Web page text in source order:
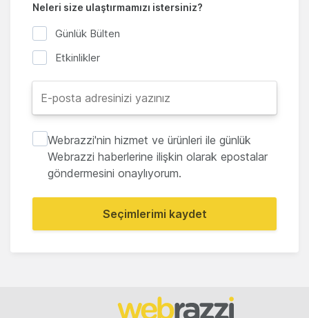
Neleri size ulaştırmamızı istersiniz?
Günlük Bülten
Etkinlikler
Webrazzi'nin hizmet ve ürünleri ile günlük
Webrazzi haberlerine ilişkin olarak epostalar
göndermesini onaylıyorum.
Seçimlerimi kaydet